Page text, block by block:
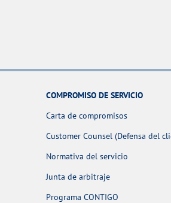
COMPROMISO DE SERVICIO
Carta de compromisos
Customer Counsel (Defensa del
Normativa del servicio
Junta de arbitraje
Programa CONTIGO